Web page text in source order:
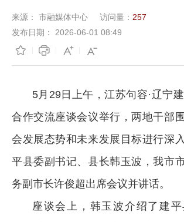
来源： 市融媒体中心 访问量： 257
发布日期：
2026-06-01 08:49
5月29日上午，江苏句容·辽宁
合作交流座谈会议举行，两地干部
会发展态势和未来发展目标进行深
平县委副书记、县长韩玉波，我市
务副市长许俊超出席会议并讲话。
座谈会上，韩玉波介绍了建